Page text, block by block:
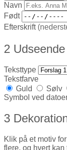
Navn
Født
Efterskrift
2 Udseende
Teksttype
Tekstfarve
Guld
Sølv
Symbol ved
3
Klik på et motiv
flere, og hvert